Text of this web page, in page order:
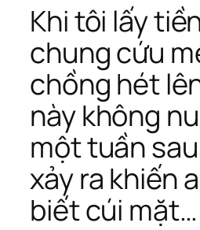
Khi tôi lấy
chung cứu
chồng hét
này không
một tuần
xảy ra khiến
biết cúi mặt…